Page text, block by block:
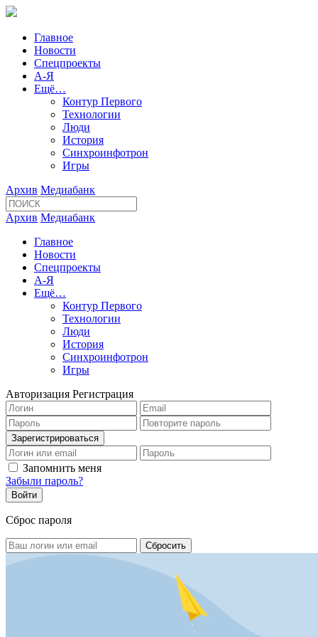
Главное
Новости
Спецпроекты
А-Я
Ещё…
Контур Первого
Технологии
Люди
История
Синхроинфотрон
Игры
Архив Медиабанк
Архив Медиабанк
Главное
Новости
Спецпроекты
А-Я
Ещё…
Контур Первого
Технологии
Люди
История
Синхроинфотрон
Игры
Авторизация Регистрация
Запомнить меня
Забыли пароль?
Сброс пароля